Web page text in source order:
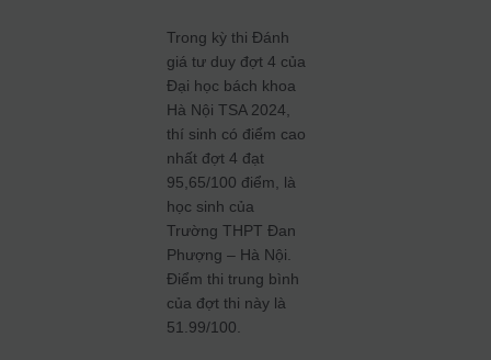
Trong kỳ thi Đánh
giá tư duy đợt 4 của
Đại học bách khoa
Hà Nội TSA 2024,
thí sinh có điểm cao
nhất đợt 4 đạt
95,65/100 điểm, là
học sinh của
Trường THPT Đan
Phượng – Hà Nội.
Điểm thi trung bình
của đợt thi này là
51.99/100.